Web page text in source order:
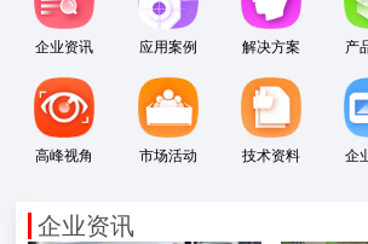
企业资讯 应用案例 解决方案 产
高峰视角 市场活动 技术资料 企
企业资讯